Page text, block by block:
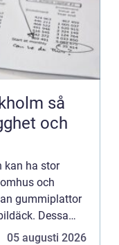
så
och
kan ha stor
och
gummiplattor
Dessa
mjuka
05 augusti 2026